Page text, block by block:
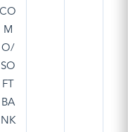
CO
M
O/
SO
FT
BA
NK